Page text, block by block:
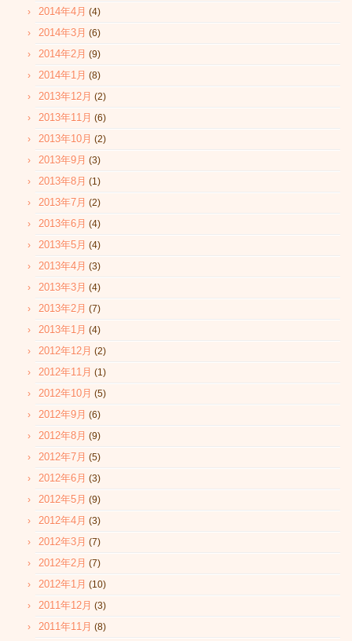
2014年4月 (4)
2014年3月 (6)
2014年2月 (9)
2014年1月 (8)
2013年12月 (2)
2013年11月 (6)
2013年10月 (2)
2013年9月 (3)
2013年8月 (1)
2013年7月 (2)
2013年6月 (4)
2013年5月 (4)
2013年4月 (3)
2013年3月 (4)
2013年2月 (7)
2013年1月 (4)
2012年12月 (2)
2012年11月 (1)
2012年10月 (5)
2012年9月 (6)
2012年8月 (9)
2012年7月 (5)
2012年6月 (3)
2012年5月 (9)
2012年4月 (3)
2012年3月 (7)
2012年2月 (7)
2012年1月 (10)
2011年12月 (3)
2011年11月 (8)